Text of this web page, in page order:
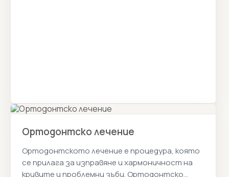
Ортодонтско лечение
Ортодонтското лечение е процедура, която
се прилага за изправяне и хармоничност на
кривите и проблемни зъби. Ортодонтско